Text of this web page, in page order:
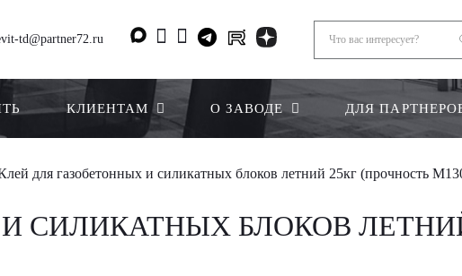
td@partner72.ru
КЛИЕНТАМ О ЗАВОДЕ ДЛЯ
для газобетонных и силикатных блоков летний 25кг (прочность
СИЛИКАТНЫХ БЛОКОВ